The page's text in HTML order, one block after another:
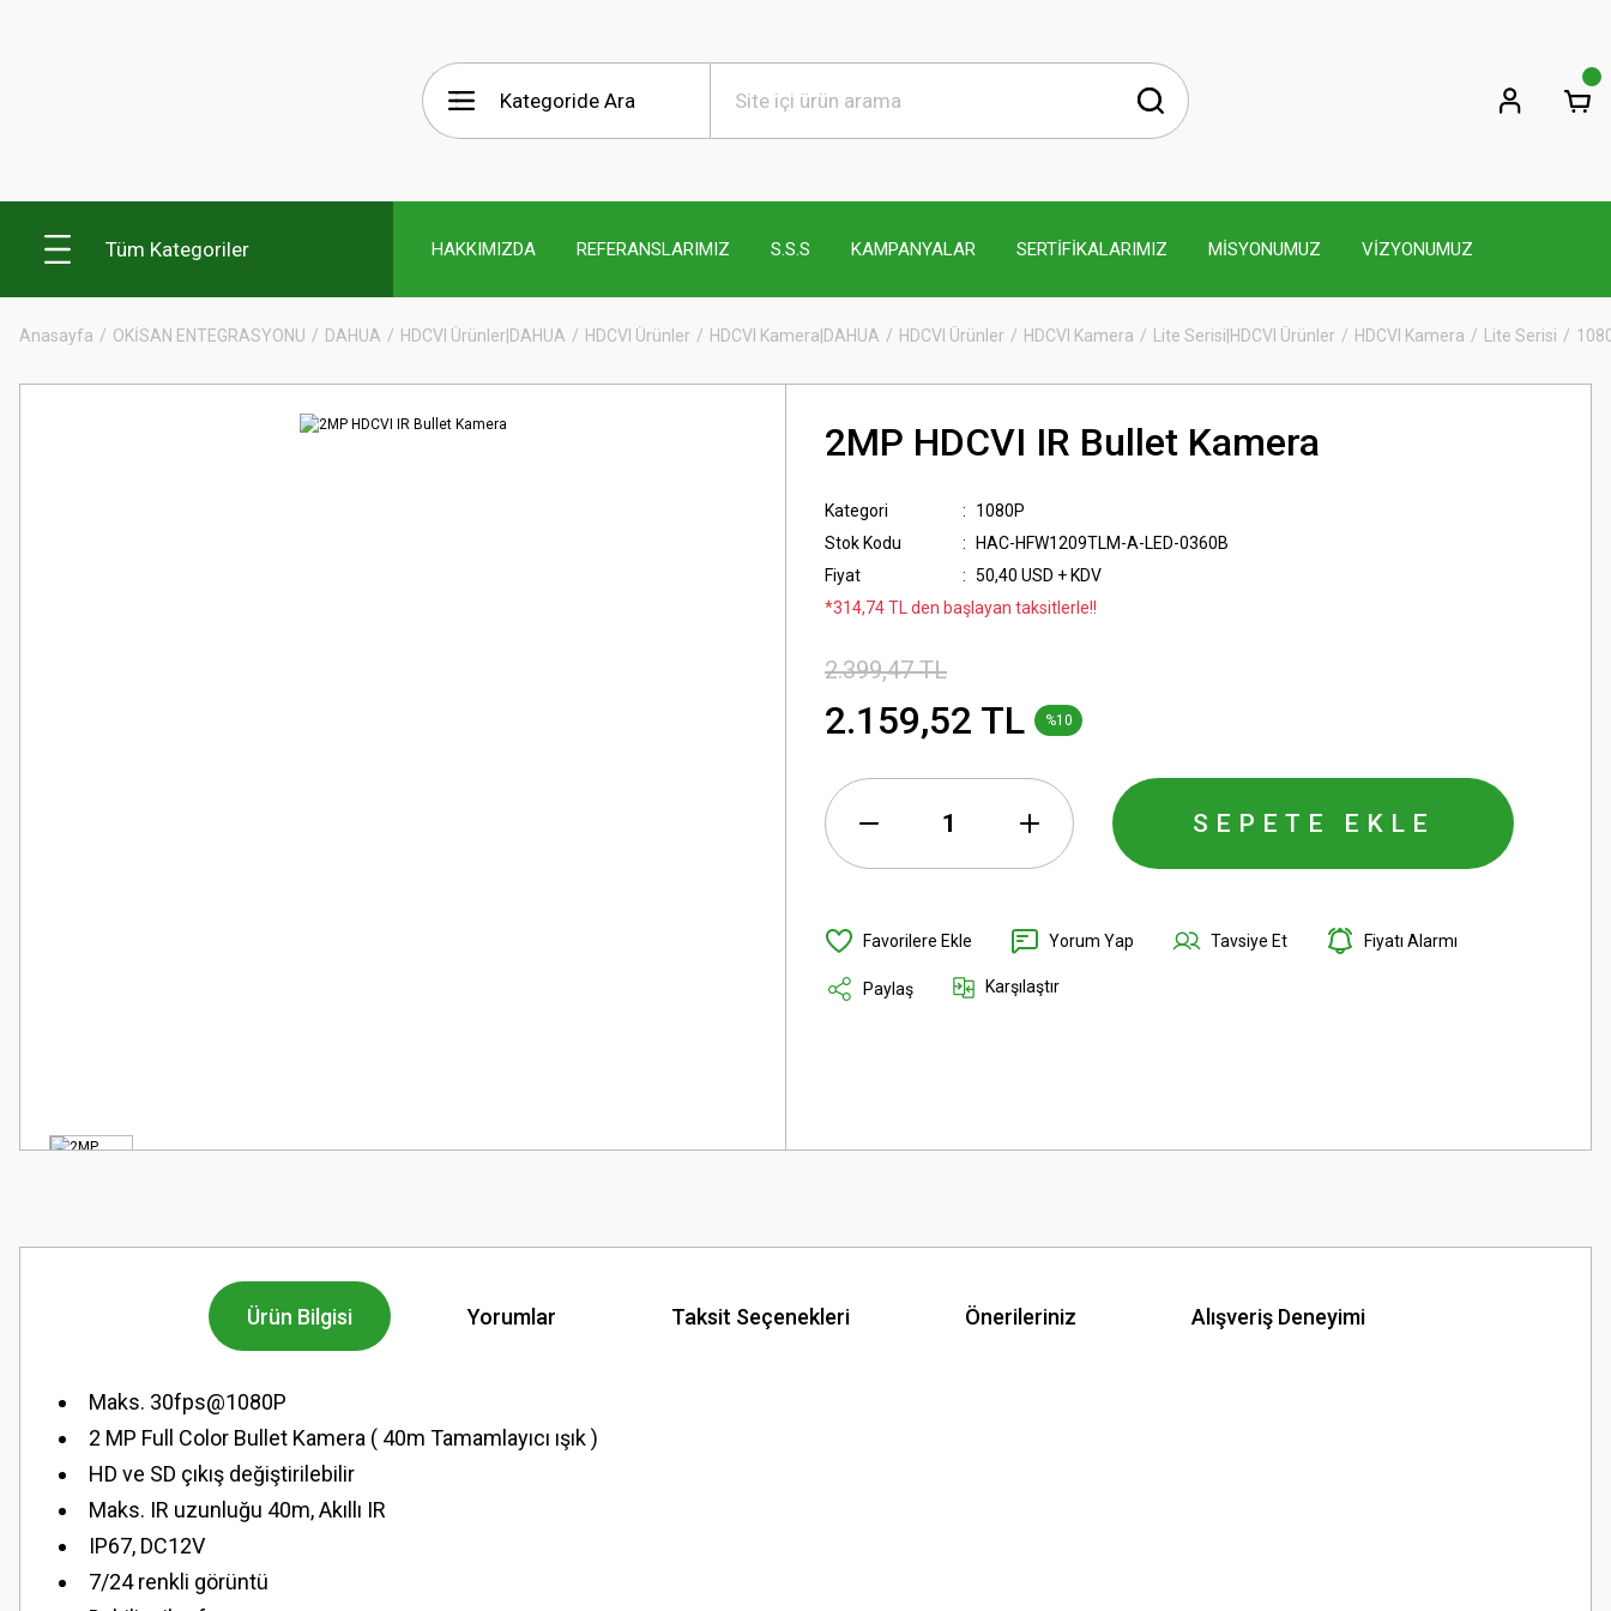
Tüm Kategoriler HAKKIMIZDA REFERANSLARIMIZ S.S.S KAMPANYALAR SERTİFİKALARIMIZ MİSYONUMUZ VİZYONUMUZ
Anasayfa OKİSAN ENTEGRASYONU DAHUA HDCVI Ürünler|DAHUA HDCVI Ürünler HDCVI Kamera|DAHUA HDCVI Ürünler HDCVI Kamera Lite Serisi|HDCVI Ürünler HDCVI Kamera Lite Serisi
2MP HDCVI IR Bullet Kamera
Kategori
1080P
Stok Kodu
HAC-HFW1209TLM-A-LED-0360B
Fiyat
50,40 USD + KDV
*314,74 TL den başlayan taksitlerle!!
2.399,47 TL
2.159,52 TL %10
SEPETE EKLE
Yorum Yap Tavsiye Et Fiyatı Alarmı
Paylaş Karşılaştır
Ürün Bilgisi Yorumlar Taksit Seçenekleri Önerileriniz Alışveriş Deneyimi
Maks. 30fps@1080P
2 MP Full Color Bullet Kamera ( 40m Tamamlayıcı ışık )
HD ve SD çıkış değiştirilebilir
Maks. IR uzunluğu 40m, Akıllı IR
IP67, DC12V
7/24 renkli görüntü